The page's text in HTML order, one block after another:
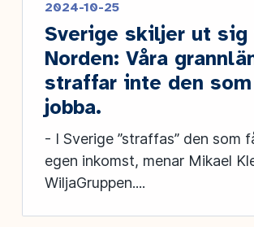
2024-10-25
Sverige skiljer ut sig
Norden: Våra
straffar inte den
jobba.
- I Sverige ”straffas” den som
egen inkomst, menar Mikael
WiljaGruppen....